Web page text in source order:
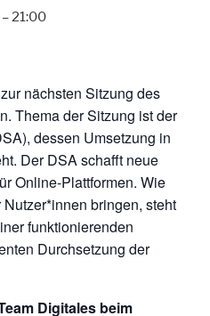
– 21:00
nächsten Sitzung des
Thema der Sitzung ist der
dessen Umsetzung in
Der DSA schafft neue
Online-Plattformen. Wie
bringen, steht
funktionierenden
Durchsetzung der
Digitales beim